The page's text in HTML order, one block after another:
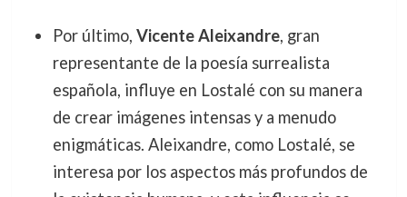
Por último, Vicente Aleixandre, gran
representante de la poesía surrealista
española, influye en Lostalé con su manera
de crear imágenes intensas y a menudo
enigmáticas. Aleixandre, como Lostalé, se
interesa por los aspectos más profundos de